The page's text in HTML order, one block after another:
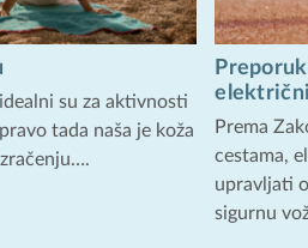
su za aktivnosti
tada naša je koža
Prema
cestama,
upravljati
sigurnu